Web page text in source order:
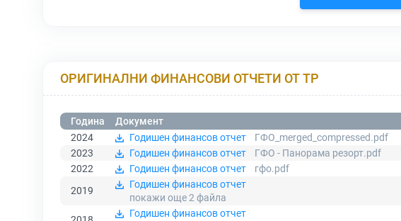
ОРИГИНАЛНИ ФИНАНСОВИ ОТЧЕТИ ОТ ТР
Година
Документ
2024
Годишен финансов отчет
ГФО_merged_compressed.pdf
2023
Годишен финансов отчет
ГФО - Панорама резорт.pdf
2022
Годишен финансов отчет
гфо.pdf
2019
Годишен финансов отчет
покажи още 2 файла
Годишен финансов отчет